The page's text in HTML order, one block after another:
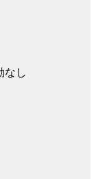
なし